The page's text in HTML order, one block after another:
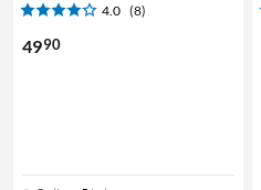
4.0 (8)
4990